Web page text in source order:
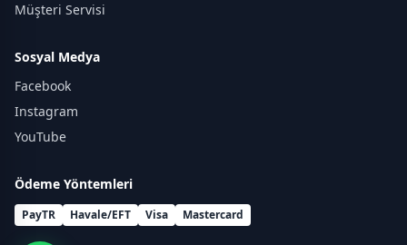
Müşteri Servisi
Sosyal Medya
Facebook
Instagram
YouTube
Ödeme Yöntemleri
PayTR Havale/EFT Visa Mastercard